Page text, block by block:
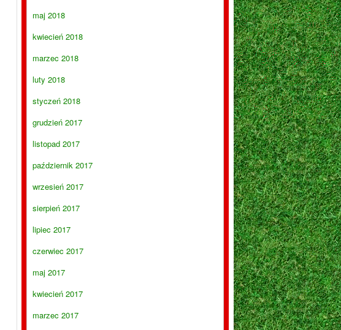
maj 2018
kwiecień 2018
marzec 2018
luty 2018
styczeń 2018
grudzień 2017
listopad 2017
październik 2017
wrzesień 2017
sierpień 2017
lipiec 2017
czerwiec 2017
maj 2017
kwiecień 2017
marzec 2017